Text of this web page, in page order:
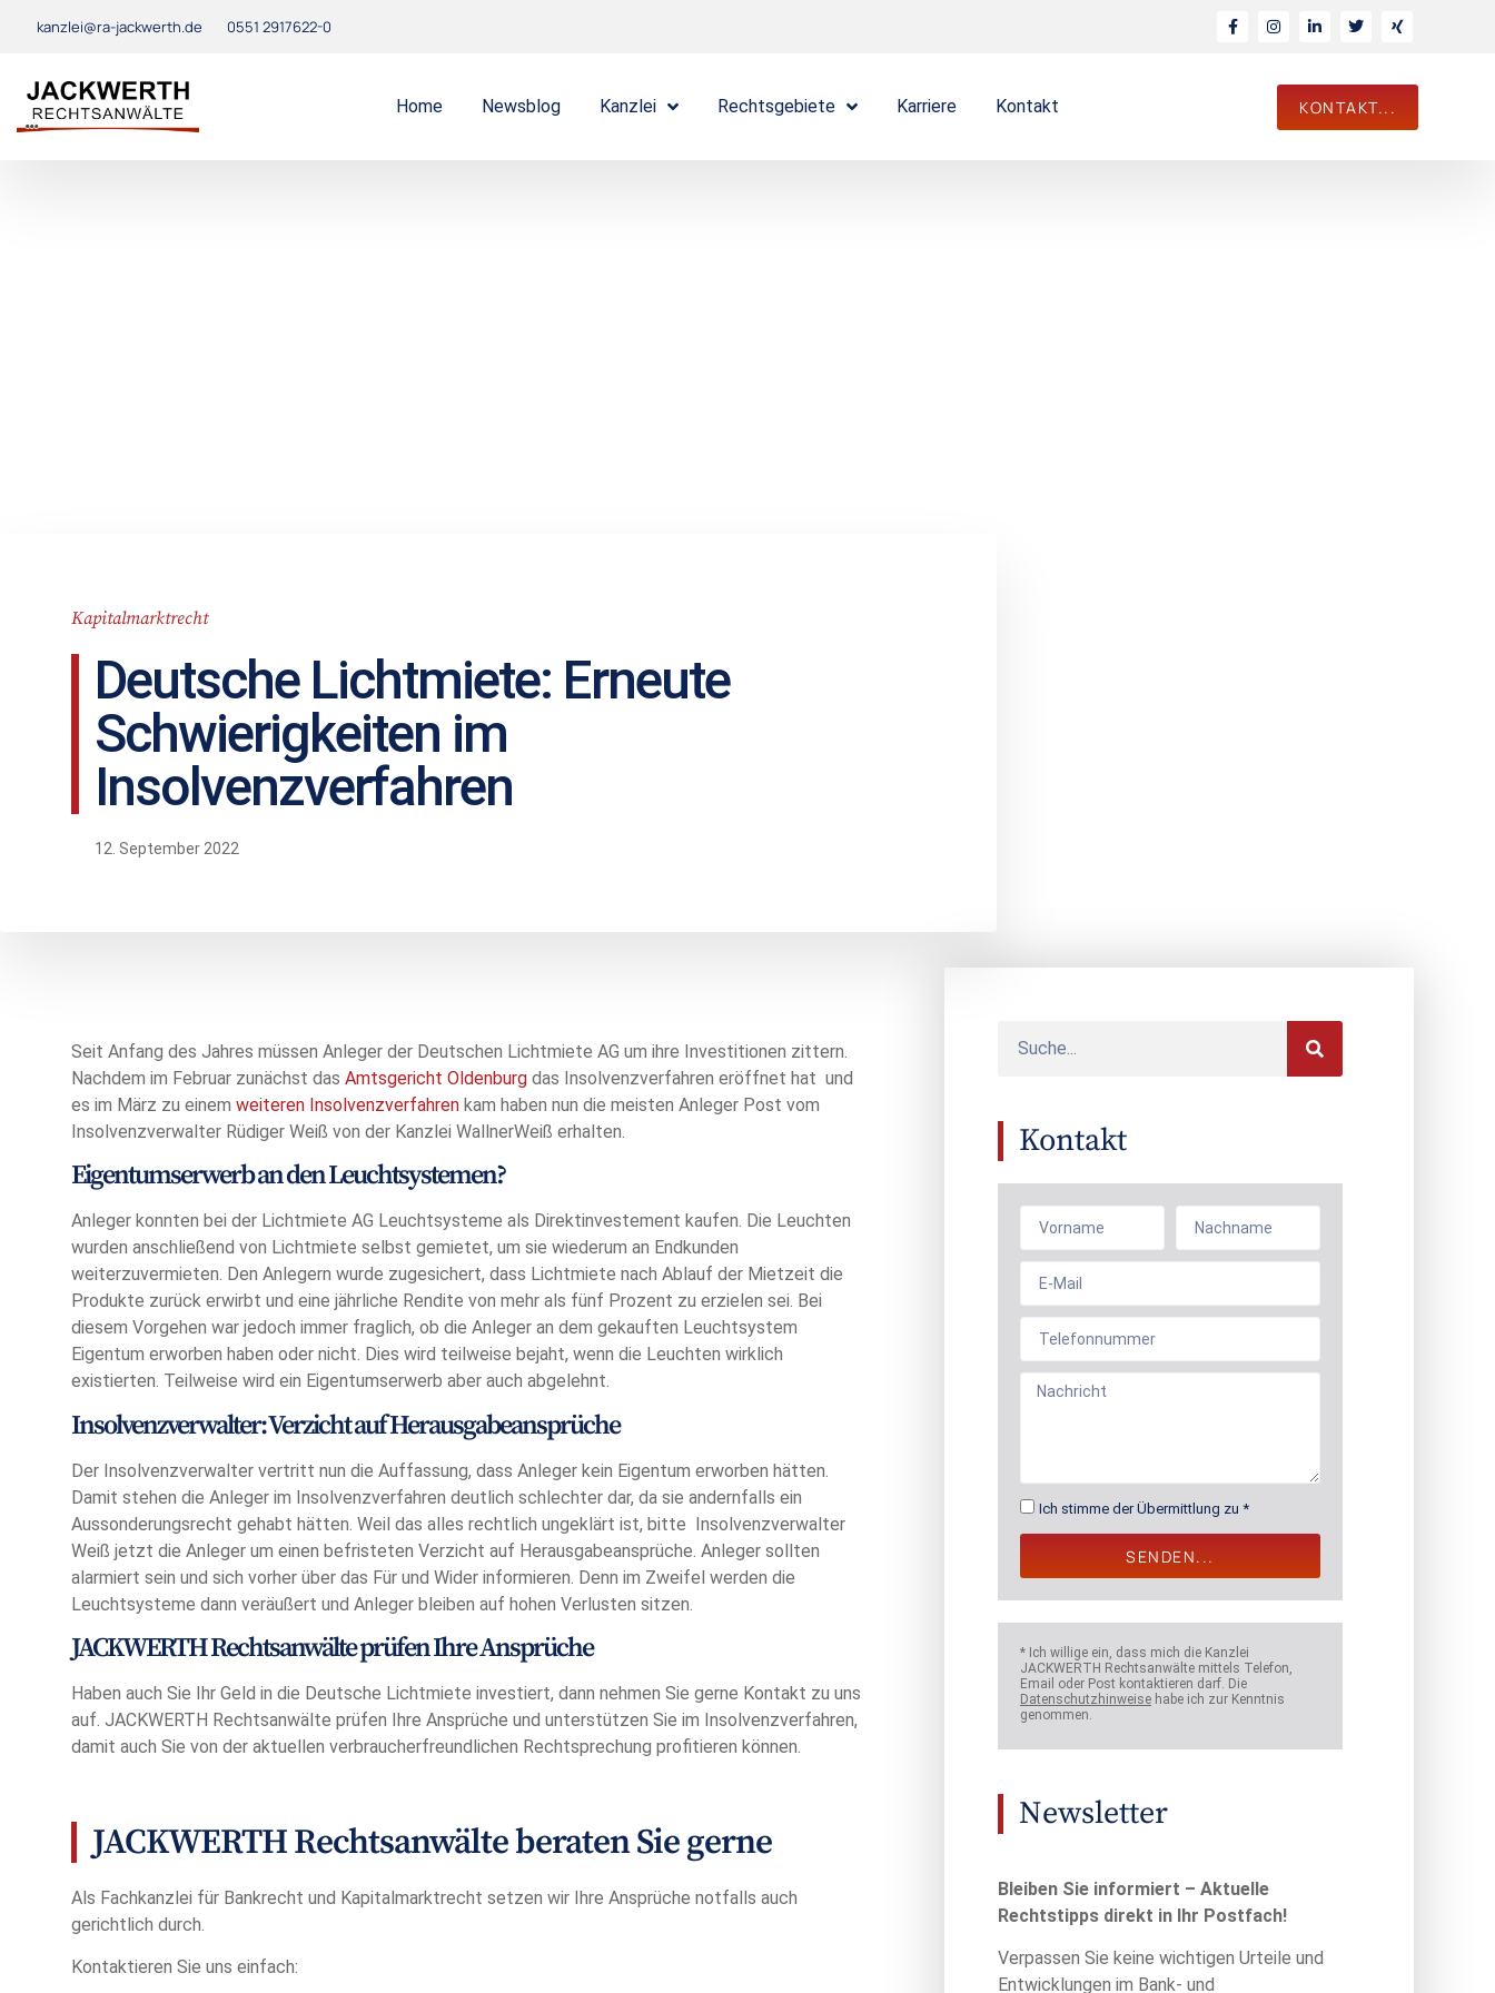
kanzlei@ra-jackwerth.de 0551 2917622-0
Home Newsblog Kanzlei Rechtsgebiete Karriere Kontakt KONTAKT...
Kapitalmarktrecht
Deutsche Lichtmiete: Erneute
Schwierigkeiten im
Insolvenzverfahren
12. September 2022
Seit Anfang des Jahres müssen Anleger der Deutschen Lichtmiete AG um ihre Investitionen zittern.
Nachdem im Februar zunächst das Amtsgericht Oldenburg das Insolvenzverfahren eröffnet hat und
es im März zu einem weiteren Insolvenzverfahren kam haben nun die meisten Anleger Post vom
Insolvenzverwalter Rüdiger Weiß von der Kanzlei WallnerWeiß erhalten.
Eigentumserwerb an den Leuchtsystemen?
Anleger konnten bei der Lichtmiete AG Leuchtsysteme als Direktinvestement kaufen. Die Leuchten
wurden anschließend von Lichtmiete selbst gemietet, um sie wiederum an Endkunden
weiterzuvermieten. Den Anlegern wurde zugesichert, dass Lichtmiete nach Ablauf der Mietzeit die
Produkte zurück erwirbt und eine jährliche Rendite von mehr als fünf Prozent zu erzielen sei. Bei
diesem Vorgehen war jedoch immer fraglich, ob die Anleger an dem gekauften Leuchtsystem
Eigentum erworben haben oder nicht. Dies wird teilweise bejaht, wenn die Leuchten wirklich
existierten. Teilweise wird ein Eigentumserwerb aber auch abgelehnt.
Insolvenzverwalter: Verzicht auf Herausgabeansprüche
Der Insolvenzverwalter vertritt nun die Auffassung, dass Anleger kein Eigentum erworben hätten.
Damit stehen die Anleger im Insolvenzverfahren deutlich schlechter dar, da sie andernfalls ein
Aussonderungsrecht gehabt hätten. Weil das alles rechtlich ungeklärt ist, bitte Insolvenzverwalter
Weiß jetzt die Anleger um einen befristeten Verzicht auf Herausgabeansprüche. Anleger sollten
alarmiert sein und sich vorher über das Für und Wider informieren. Denn im Zweifel werden die
Leuchtsysteme dann veräußert und Anleger bleiben auf hohen Verlusten sitzen.
JACKWERTH Rechtsanwälte prüfen Ihre Ansprüche
Haben auch Sie Ihr Geld in die Deutsche Lichtmiete investiert, dann nehmen Sie gerne Kontakt zu uns
auf. JACKWERTH Rechtsanwälte prüfen Ihre Ansprüche und unterstützen Sie im Insolvenzverfahren,
damit auch Sie von der aktuellen verbraucherfreundlichen Rechtsprechung profitieren können.
JACKWERTH Rechtsanwälte beraten Sie gerne
Als Fachkanzlei für Bankrecht und Kapitalmarktrecht setzen wir Ihre Ansprüche notfalls auch
gerichtlich durch.
Kontaktieren Sie uns einfach:
Kontakt
Ich stimme der Übermittlung zu *
SENDEN...
* Ich willige ein, dass mich die Kanzlei
JACKWERTH Rechtsanwälte mittels Telefon,
Email oder Post kontaktieren darf. Die
Datenschutzhinweise habe ich zur Kenntnis
genommen.
Newsletter
Bleiben Sie informiert – Aktuelle
Rechtstipps direkt in Ihr Postfach!
Verpassen Sie keine wichtigen Urteile und
Entwicklungen im Bank- und